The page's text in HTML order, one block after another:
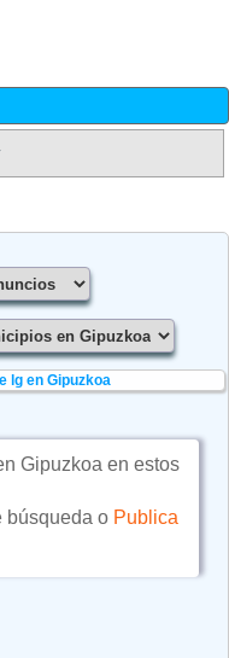
lg en Gipuzkoa
Gipuzkoa en estos
búsqueda o Publica